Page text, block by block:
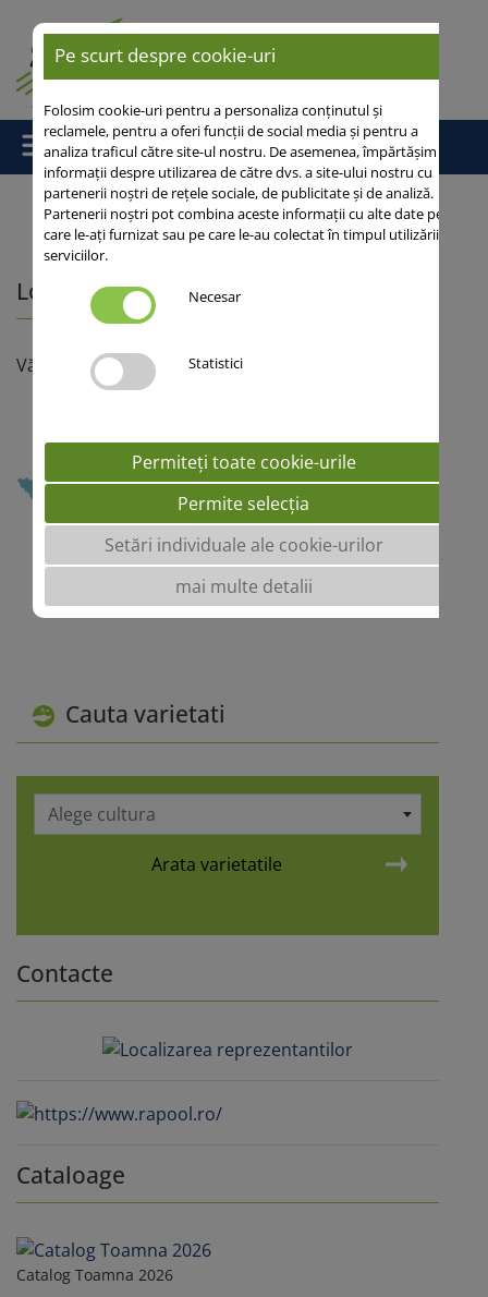
Acasă/Contacte/ Localizarea reprezentantilor
Cauta varietati
Alege cultura
Arata varietatile
Contacte
Cataloage
Catalog Toamna 2026
Localizarea reprezentantilor
Vă rugăm selectaţi zona dumneavoastră
Pe scurt despre cookie-uri
Folosim cookie-uri pentru a personaliza conținutul și
reclamele, pentru a oferi funcții de social media și pentru a
analiza traficul către site-ul nostru. De asemenea, împărtășim
informații despre utilizarea de către dvs. a site-ului nostru cu
partenerii noștri de rețele sociale, de publicitate și de analiză.
Partenerii noștri pot combina aceste informații cu alte date pe
care le-ați furnizat sau pe care le-au colectat în timpul utilizării
serviciilor.
Necesar
Statistici
Permiteți toate cookie-urile
Permite selecția
Setări individuale ale cookie-urilor
mai multe detalii